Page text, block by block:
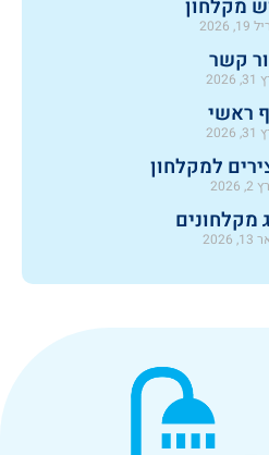
מקלחון
2026
קשר
ראשי
למקלחון
2026
מקלחונים
2026